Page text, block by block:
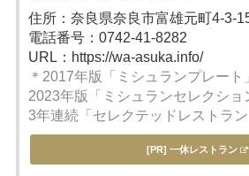
住所：奈良県奈良市富雄元町4-3-
電話番号：0742-41-8282
URL：https://wa-asuka.info/
＊2017年版「ミシュランプレート
2023年版「ミシュランセレクショ
3年連続「セレクテッドレストラン
[PR] 一休レストラン